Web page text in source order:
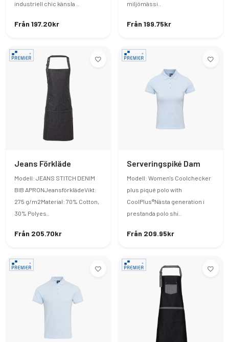
industriell chic känsla ..
Från 197.20kr
miljömässi..
Från 199.75kr
Jeans Förkläde
Modell: JEANS STITCH DENIM
BIB APRONJeansförklädeVikt:
275 g/m2Material: 70% Cotton,
30% Polyes..
Från 205.70kr
Serveringspiké Dam
Modell: Women's Coolchecker
plus piqué polo with
CoolPlus®Nästa generation i
prestanda polo shi..
Från 209.95kr